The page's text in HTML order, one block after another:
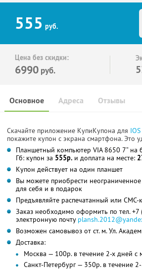
555 руб.
Цена без скидки:
6990 руб.
Основное Отзывы
Адреса
Скачайте приложение КупиКупона для IOS
покажите купон с экрана смартфона. Это
Планшетный компьютер VIA 8650 7” на
Гб: купон за 555р. и доплата на месте:
Купон действует на один планшет
Вы можете приобрести
для себя и в подарок
Предъявляйте распечатанный или СМС-
Заказ необходимо оформить по тел.
электронную почту
Возможен самовывоз от ст. м. Ул.
Доставка:
Москва — 100р. в течение 2-х дней с
Санкт-Петербург — 350р. в течение